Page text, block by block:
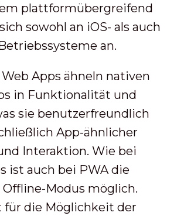
plattformübergreifend
sowohl an iOS- als auch
an.
Apps ähneln nativen
in Funktionalität und
sie benutzerfreundlich
App-ähnlicher
Interaktion. Wie bei
ist auch bei PWA die
Modus möglich.
für die Möglichkeit der